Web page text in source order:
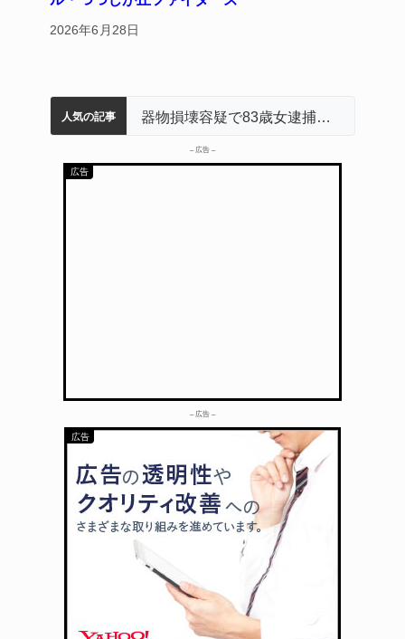
2026年6月28日
人気の記事
名張市水道料金47％値上げへ 答申案、審議会で大筋まとまる
器物損壊容疑で83歳女逮捕 伊賀署 中学校の陶壁モニュメント 地元建設会社がボランティアで清掃 伊賀
名張市立病院のDMAT、熊本地震の被災地へ 能登以来3回目の派遣
「息子が妊娠させた」母娘だまされ400万円詐欺被害 名張
– 広告 –
– 広告 –